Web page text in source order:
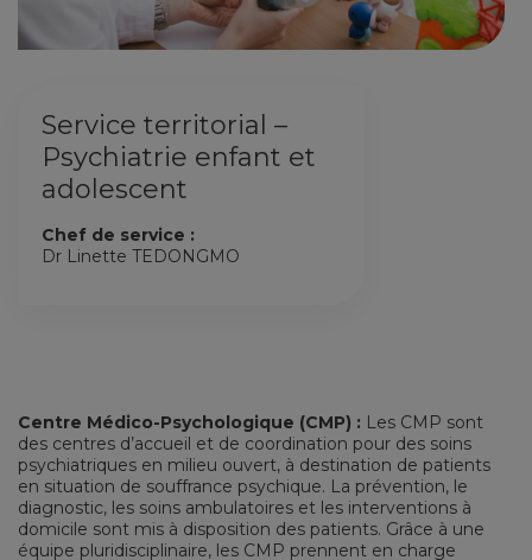
Service territorial –
Psychiatrie enfant et
adolescent
Chef de service :
Dr Linette TEDONGMO
Centre Médico-Psychologique (CMP) : Les CMP sont
des centres d’accueil et de coordination pour des soins
psychiatriques en milieu ouvert, à destination de patients
en situation de souffrance psychique. La prévention, le
diagnostic, les soins ambulatoires et les interventions à
domicile sont mis à disposition des patients. Grâce à une
équipe pluridisciplinaire, les CMP prennent en charge